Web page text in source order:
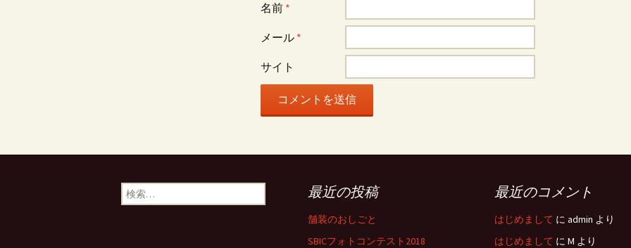
名前 *
メール *
サイト
検
索
最近の投稿
舗装のおしごと
SBICフォトコンテスト2018
最近のコメント
はじめまして に admin より
はじめまして に M より